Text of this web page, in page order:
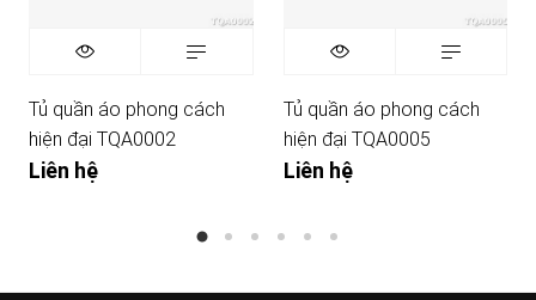
Tủ quần áo phong cách
hiện đại TQA0002
Liên hệ
Tủ quần áo phong cách
hiện đại TQA0005
Liên hệ